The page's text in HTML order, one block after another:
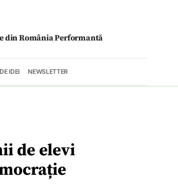
din România Performantă
IDEI NEWSLETTER
de elevi